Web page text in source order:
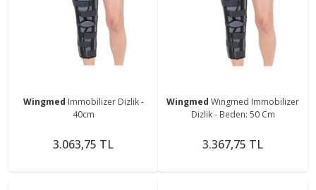
Wingmed Immobilizer Dizlik -
40cm
3.063,75 TL
Wingmed Wıngmed Immobilizer
Dizlik - Beden: 50 Cm
3.367,75 TL